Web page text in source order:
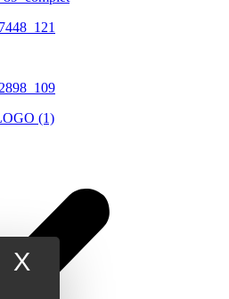
X Masquer le